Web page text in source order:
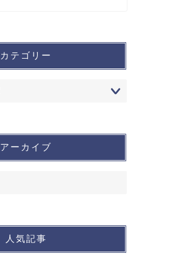
カテゴリー
アーカイブ
人気記事